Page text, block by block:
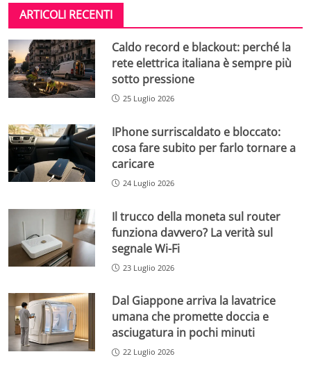
ARTICOLI RECENTI
Caldo record e blackout: perché la
rete elettrica italiana è sempre più
sotto pressione
25 Luglio 2026
IPhone surriscaldato e bloccato:
cosa fare subito per farlo tornare a
caricare
24 Luglio 2026
Il trucco della moneta sul router
funziona davvero? La verità sul
segnale Wi-Fi
23 Luglio 2026
Dal Giappone arriva la lavatrice
umana che promette doccia e
asciugatura in pochi minuti
22 Luglio 2026